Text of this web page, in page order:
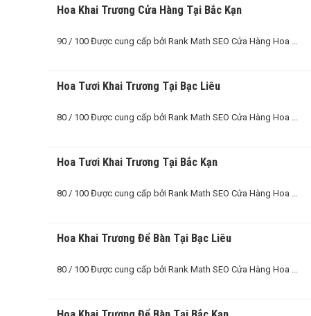
Hoa Khai Trương Cửa Hàng Tại Bắc Kạn
90 / 100 Được cung cấp bởi Rank Math SEO Cửa Hàng Hoa ...
Hoa Tươi Khai Trương Tại Bạc Liêu
80 / 100 Được cung cấp bởi Rank Math SEO Cửa Hàng Hoa ...
Hoa Tươi Khai Trương Tại Bắc Kạn
80 / 100 Được cung cấp bởi Rank Math SEO Cửa Hàng Hoa ...
Hoa Khai Trương Để Bàn Tại Bạc Liêu
80 / 100 Được cung cấp bởi Rank Math SEO Cửa Hàng Hoa ...